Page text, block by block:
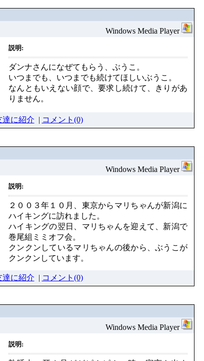
Windows Media Player
説明:
ダンナさんになぜてもらう、ぶうこ。
いつまでも、いつまでも続けてほしいぶうこ。
なんともいえない顔で、要求し続けて、きりがあ
りません。
達に紹介 | コメント(0)
Windows Media Player
説明:
２００３年１０月、東京からマリちゃんが新潟に
ハイキングに訪れました。
ハイキングの翌日、マリちゃんを迎えて、新潟で
巻尾組ミミオフ会。
クンクンしているマリちゃんの後から、ぶうこが
クンクンしています。
達に紹介 | コメント(0)
Windows Media Player
説明: